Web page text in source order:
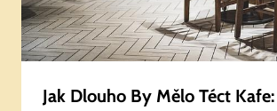
Jak Dlouho By Mělo Téct